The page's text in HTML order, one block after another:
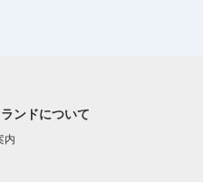
ランドについて
内